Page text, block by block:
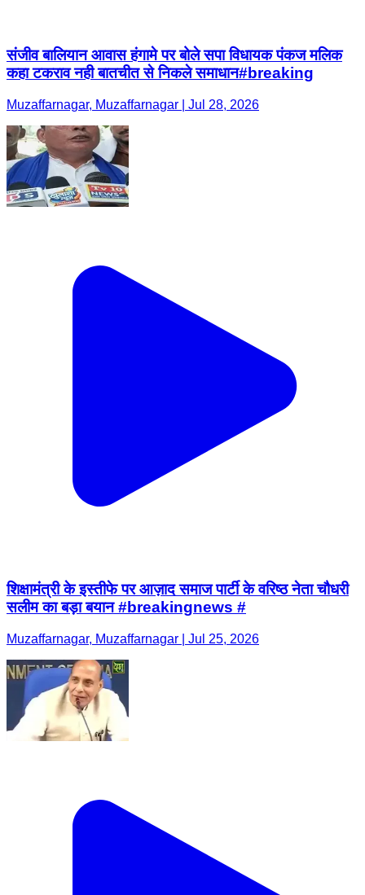
संजीव बालियान आवास हंगामे पर बोले सपा विधायक पंकज मलिक
कहा टकराव नही बातचीत से निकले समाधान#breaking
Muzaffarnagar, Muzaffarnagar | Jul 28, 2026
शिक्षामंत्री के इस्तीफे पर आज़ाद समाज पार्टी के वरिष्ठ नेता चौधरी
सलीम का बड़ा बयान #breakingnews #
Muzaffarnagar, Muzaffarnagar | Jul 25, 2026